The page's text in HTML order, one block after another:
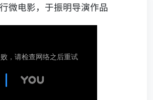
微电影，于振明导演作品